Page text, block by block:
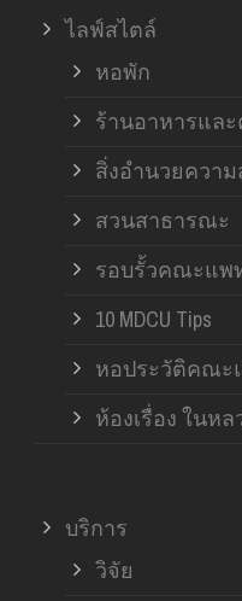
ไลฟ์สไตล์
หอพัก
ร้านอาหารและ
สิ่งอำนวยควา
สวนสาธารณะ
รอบรั้วคณะแพ
10 MDCU Tips
หอประวัติคณะ
ห้องเรื่อง ในห
บริการ
วิจัย